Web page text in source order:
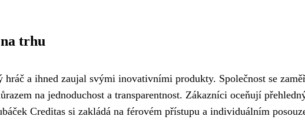
trhu
a ihned zaujal svými inovativními produkty. Společnost se
na jednoduchost a transparentnost. Zákazníci oceňují
Creditas si zakládá na férovém přístupu a individuálním